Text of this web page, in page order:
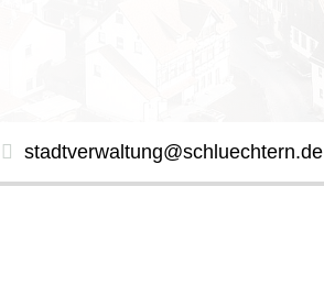
stadtverwaltung@schluechtern.de